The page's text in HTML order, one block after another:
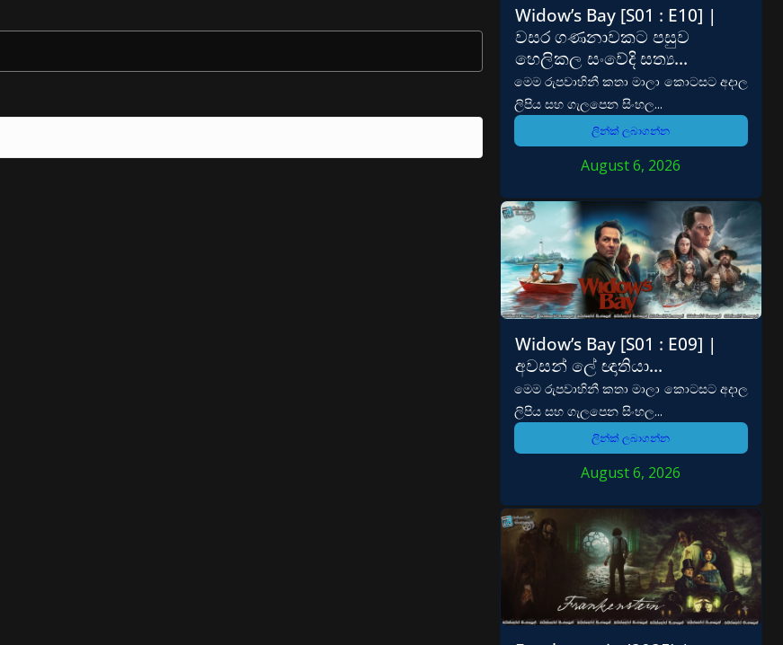
Widow’s Bay [S01 : E10] |
වසර ගණනාවකට පසුව
හෙලිකල සංවේදි සත්‍ය…
මෙම රුපවාහිනී කතා මාලා කොටසට අදාල
ලිපිය සහ ගැලපෙන සිංහල...
ලින්ක් ලබාගන්න
August 6, 2026
Widow’s Bay [S01 : E09] |
අවසන් ලේ ඥාතියා…
මෙම රුපවාහිනී කතා මාලා කොටසට අදාල
ලිපිය සහ ගැලපෙන සිංහල...
ලින්ක් ලබාගන්න
August 6, 2026